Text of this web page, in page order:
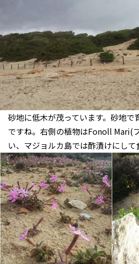
砂地に低木が茂っています。砂地で
ですね。右側の植物はFonoll Mari(
い、マジョルカ島では酢漬けにして